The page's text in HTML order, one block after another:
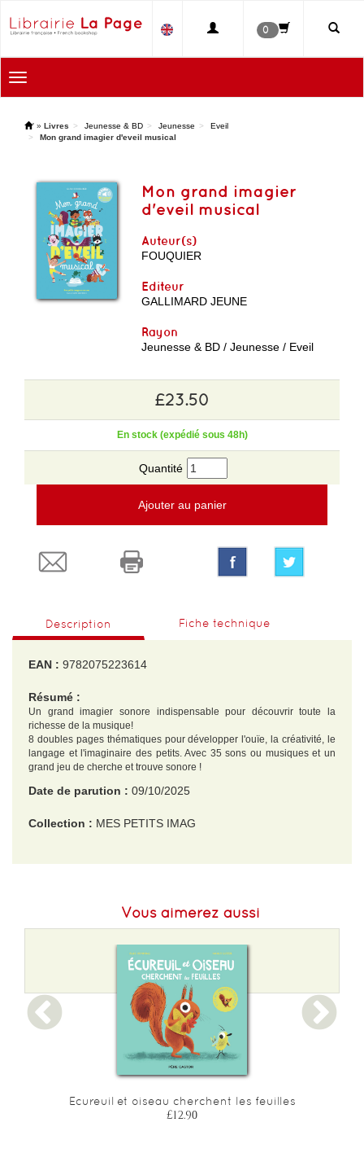
0
Toggle
navigation
' » Livres Jeunesse & BD Jeunesse
Eveil
Mon grand imagier d'eveil musical
Mon grand imagier
d'eveil musical
Auteur(s)
FOUQUIER
Editeur
GALLIMARD JEUNE
Rayon
Jeunesse & BD / Jeunesse / Eveil
£23.50
En stock (expédié sous 48h)
Quantité
Ajouter au panier
Description Fiche technique
EAN : 9782075223614
Résumé :
Un grand imagier sonore indispensable pour découvrir toute la
richesse de la musique!
8 doubles pages thématiques pour développer l'ouïe, la créativité, le
langage et l'imaginaire des petits. Avec 35 sons ou musiques et un
grand jeu de cherche et trouve sonore !
Date de parution : 09/10/2025
Collection : MES PETITS IMAG
Vous aimerez aussi
Ecureuil et oiseau cherchent les feuilles
£12.90